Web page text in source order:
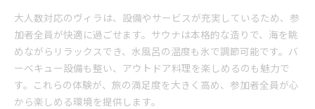
大人数対応のヴィラは、設備やサービスが充実しているため、参
加者全員が快適に過ごせます。サウナは本格的な造りで、海を眺
めながらリラックスでき、水風呂の温度も氷で調節可能です。バ
ーベキュー設備も整い、アウトドア料理を楽しめるのも魅力で
す。これらの体験が、旅の満足度を大きく高め、参加者全員が心
から楽しめる環境を提供します。